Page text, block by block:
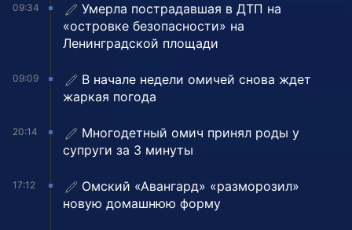
09:34
Умерла пострадавшая в ДТП на
«островке безопасности» на
Ленинградской площади
09:09
В начале недели омичей снова ждет
жаркая погода
20:14
Многодетный омич принял роды у
супруги за 3 минуты
17:12
Омский «Авангард» «разморозил»
новую домашнюю форму